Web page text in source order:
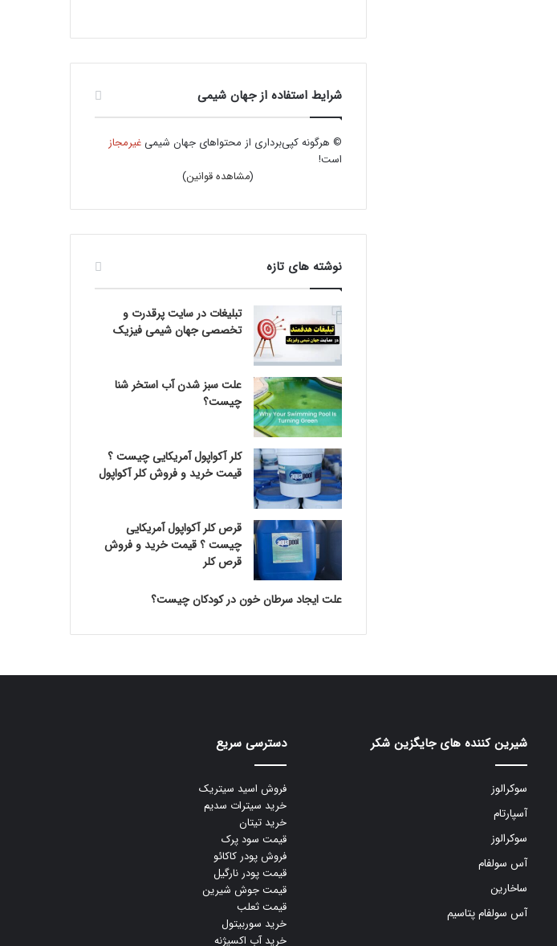
شرایط استفاده از جهان شیمی
© هرگونه کپی‌برداری از محتواهای جهان شیمیغیرمجاز
است!
(مشاهده قوانین)
نوشته های تازه
تبلیغات در سایت پرقدرت و
تخصصی جهان شیمی فیزیک
علت سبز شدن آب استخر شنا
چیست؟
کلر آکواپول آمریکایی چیست ؟
قیمت خرید و فروش کلر آکواپول
قرص کلر آکواپول آمریکایی
چیست ؟ قیمت خرید و فروش
قرص کلر
علت ایجاد سرطان خون در کودکان چیست؟
شیرین کننده های جایگزین شکر
سوکرالوز
آسپارتام
سوکرالوز
آس سولفام
ساخارین
آس سولفام پتاسیم
دسترسی سریع
فروش اسید سیتریک
خرید سیترات سدیم
خرید تیتان
قیمت سود پرک
فروش پودر کاکائو
قیمت پودر نارگیل
قیمت جوش شیرین
قیمت ثعلب
خرید سوربیتول
خرید آب اکسیژنه